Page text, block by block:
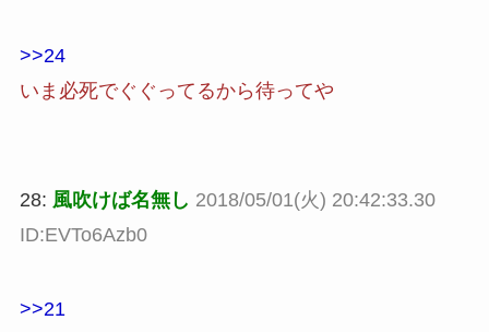
>>24
いま必死でぐぐってるから待ってや
28: 風吹けば名無し 2018/05/01(火) 20:42:33.30
ID:EVTo6Azb0
>>21